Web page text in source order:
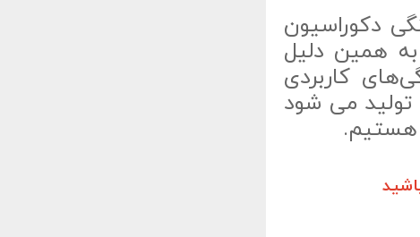
دکوراسیون
همین دلیل
کاربردی
تولید می شود
هستیم.